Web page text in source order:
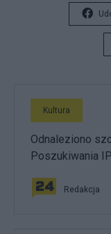
Kultura
Odnaleziono
Poszukiwania
Redakcja